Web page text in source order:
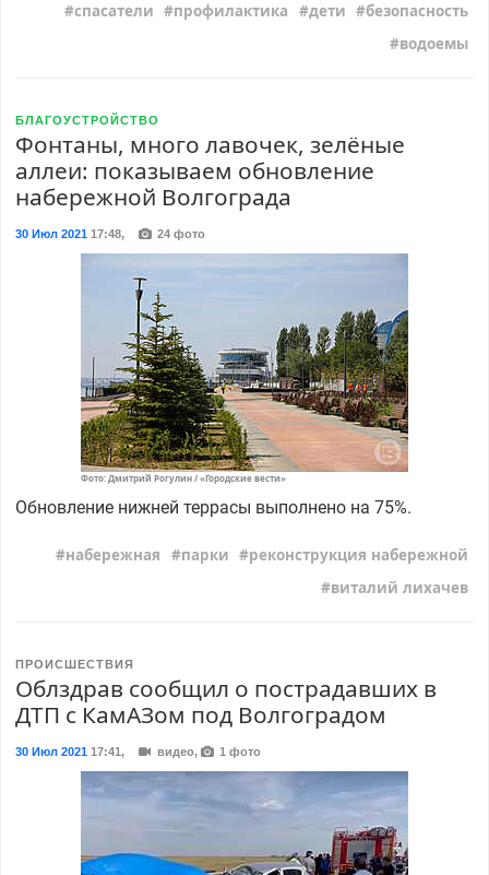
спасатели профилактика дети
безопасность
водоемы
БЛАГОУСТРОЙСТВО
Фонтаны, много лавочек, зелёные
аллеи: показываем обновление
набережной Волгограда
30 Июл 202117:48, 24 фото
Фото: Дмитрий Рогулин / «Городские вести»
Обновление нижней террасы выполнено на 75%.
набережная парки
реконструкция набережной
виталий лихачев
ПРОИСШЕСТВИЯ
Облздрав сообщил о пострадавших в
ДТП с КамАЗом под Волгоградом
30 Июл 202117:41, видео, 1 фото